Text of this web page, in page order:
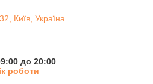
Київ, Україна
до 20:00
роботи